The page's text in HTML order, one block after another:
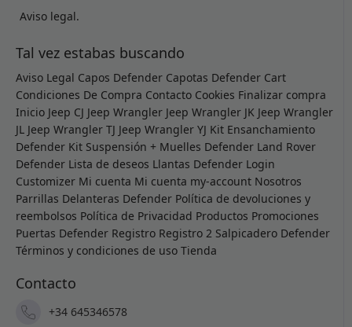
Aviso legal.
Tal vez estabas buscando
Aviso Legal Capos Defender Capotas Defender Cart
Condiciones De Compra Contacto Cookies Finalizar compra
Inicio Jeep CJ Jeep Wrangler Jeep Wrangler JK Jeep Wrangler
JL Jeep Wrangler TJ Jeep Wrangler YJ Kit Ensanchamiento
Defender Kit Suspensión + Muelles Defender Land Rover
Defender Lista de deseos Llantas Defender Login
Customizer Mi cuenta Mi cuenta my-account Nosotros
Parrillas Delanteras Defender Política de devoluciones y
reembolsos Política de Privacidad Productos Promociones
Puertas Defender Registro Registro 2 Salpicadero Defender
Términos y condiciones de uso Tienda
Contacto
+34 645346578